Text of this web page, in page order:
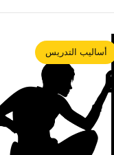
أساليب التدريس